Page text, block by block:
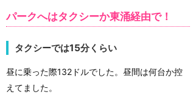
パークへはタクシーか東涌経由で！
タクシーでは15分くらい
昼に乗った際132ドルでした。昼間は何台か控
えてました。